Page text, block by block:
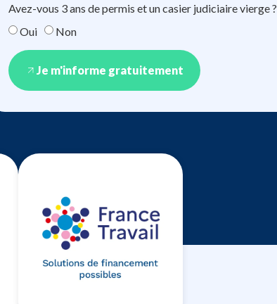
Avez-vous 3 ans de permis et un casier judiciaire vierge ?
Oui
Non
Je m'informe gratuitement